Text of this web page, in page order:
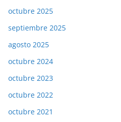
octubre 2025
septiembre 2025
agosto 2025
octubre 2024
octubre 2023
octubre 2022
octubre 2021